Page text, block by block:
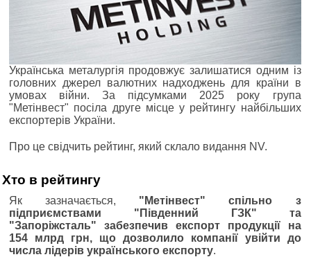
Українська металургія продовжує залишатися одним із
головних джерел валютних надходжень для країни в
умовах війни. За підсумками 2025 року група
"Метінвест" посіла друге місце у рейтингу найбільших
експортерів України.
Про це свідчить рейтинг, який склало видання NV.
Хто в рейтингу
Як зазначається, "Метінвест" спільно з
підприємствами "Південний ГЗК" та
"Запоріжсталь" забезпечив експорт продукції на
154 млрд грн, що дозволило компанії увійти до
числа лідерів українського експорту.